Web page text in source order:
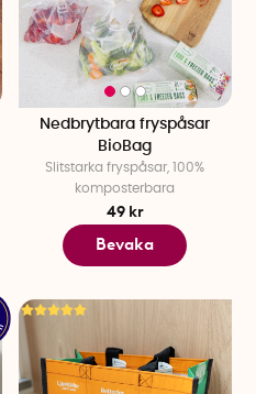
Nedbrytbara fryspåsar
BioBag
Slitstarka fryspåsar, 100%
komposterbara
49 kr
Bevaka